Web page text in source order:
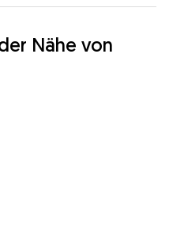
Nähe von